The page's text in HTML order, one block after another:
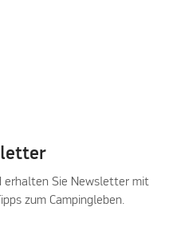
erhalten Sie Newsletter mit
zum Campingleben.